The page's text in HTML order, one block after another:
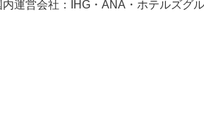
運営会社：IHG・ANA・ホテルズ